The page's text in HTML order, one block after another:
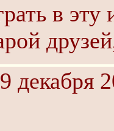
в эту
декабря